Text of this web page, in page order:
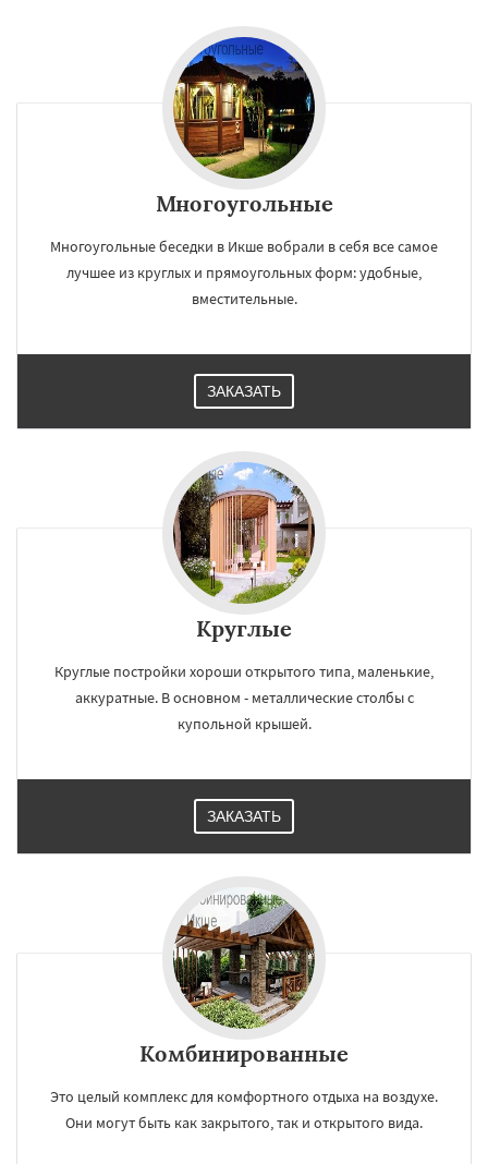
Многоугольные
Многоугольные беседки в Икше вобрали в себя все самое
лучшее из круглых и прямоугольных форм: удобные,
вместительные.
ЗАКАЗАТЬ
Круглые
Круглые постройки хороши открытого типа, маленькие,
аккуратные. В основном - металлические столбы с
купольной крышей.
ЗАКАЗАТЬ
Комбинированные
Это целый комплекс для комфортного отдыха на воздухе.
Они могут быть как закрытого, так и открытого вида.